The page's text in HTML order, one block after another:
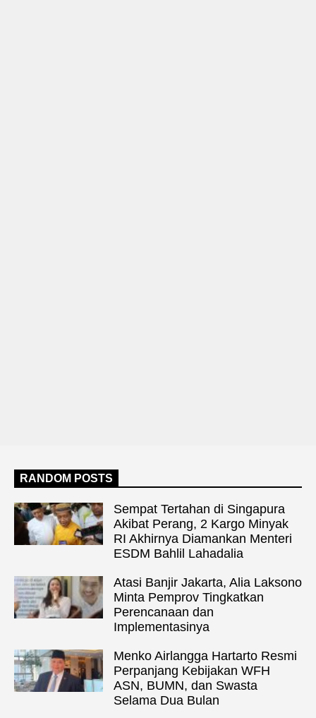
RANDOM POSTS
Sempat Tertahan di Singapura
Akibat Perang, 2 Kargo Minyak
RI Akhirnya Diamankan Menteri
ESDM Bahlil Lahadalia
Atasi Banjir Jakarta, Alia Laksono
Minta Pemprov Tingkatkan
Perencanaan dan
Implementasinya
Menko Airlangga Hartarto Resmi
Perpanjang Kebijakan WFH
ASN, BUMN, dan Swasta
Selama Dua Bulan